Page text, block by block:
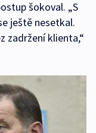
šokoval. „S
ještě nesetkal.
zadržení klienta,“